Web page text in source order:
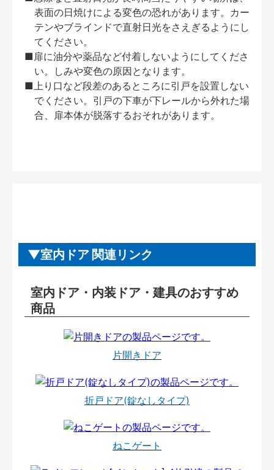
表面の日焼けによる変色の恐れがあります。カー
テンやブラインドで直射日光をさえぎるようにし
てください。
■扉に油分や薬品など付着しないようにしてくださ
い。しみや変色の原因となります。
■上り口など段差のあるところに引戸を設置しない
でください。引戸の下車が下レールから外れた場
合、扉本体が脱落するおそれがあります。
室内ドア 関連リンク
室内ドア・内装ドア・建具のおすすめ
商品
片開きドア
折戸ドア(錠なしタイプ)
ねこゲート